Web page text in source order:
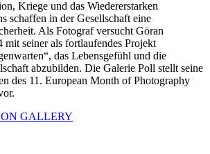
Kriege und das Wiedererstarken
schaffen in der Gesellschaft eine
Als Fotograf versucht Göran
mit seiner als fortlaufendes Projekt
das Lebensgefühl und die
abzubilden. Die Galerie Poll stellt seine
des 11. European Month of Photography
GALLERY